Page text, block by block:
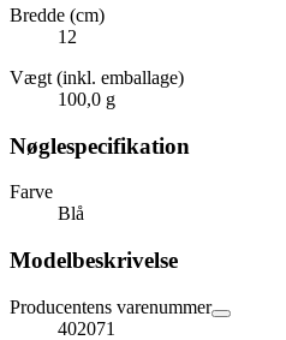
Bredde (cm)
12
Vægt (inkl. emballage)
100,0 g
Nøglespecifikation
Farve
Blå
Modelbeskrivelse
Producentens varenummer
402071